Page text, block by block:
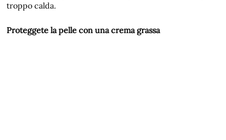
troppo calda.
Proteggete la pelle con una crema grassa